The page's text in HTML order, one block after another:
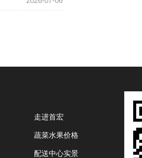
走进首宏
蔬菜水果价格
配送中心实景